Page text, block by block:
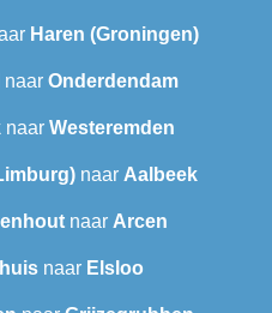
Haren (Groningen)
naar Onderdendam
naar Westeremden
naar Aalbeek
naar Arcen
naar Elsloo